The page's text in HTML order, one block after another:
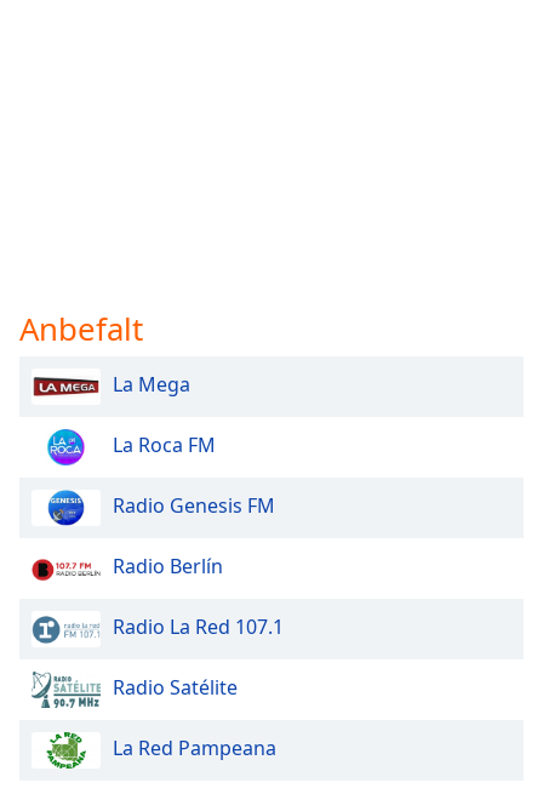
Anbefalt
La Mega
La Roca FM
Radio Genesis FM
Radio Berlín
Radio La Red 107.1
Radio Satélite
La Red Pampeana